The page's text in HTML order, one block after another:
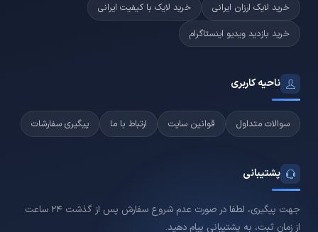
خرید لایک ارزان ایرانی
خرید لایک با کیفیت ایرانی
خرید بازدید ویدیو اینستاگرام
ناحیه کاربری
سوالات متداول قوانین سایت ارتباط با ما پیگیری سفارشات
پشتیبانی
جهت پیگیری، لطفا در صورت عدم شروع سفارش پس از گذشت 24 ساعت
از زمان ثبت، به پشتیبانی پیام دهید.